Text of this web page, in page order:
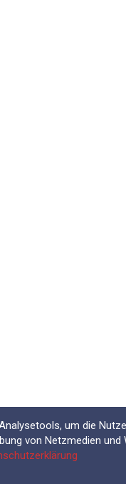
um die
von Netzmedien und